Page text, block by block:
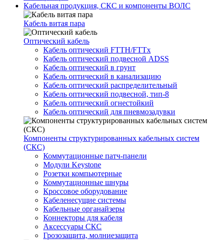
Кабельная продукция, СКС и компоненты ВОЛС
Кабель витая пара
Оптический кабель
Кабель оптический FTTH/FTTx
Кабель оптический подвесной ADSS
Кабель оптический в грунт
Кабель оптический в канализацию
Кабель оптический распределительный
Кабель оптический подвесной, тип-8
Кабель оптический огнестойкий
Кабель оптический для пневмозадувки
Компоненты структурированных кабельных систем
(СКС)
Коммутационные патч-панели
Модули Keystone
Розетки компьютерные
Коммутационные шнуры
Кроссовое оборудование
Кабеленесущие системы
Кабельные органайзеры
Коннекторы для кабеля
Аксессуары СКС
Грозозащита, молниезащита